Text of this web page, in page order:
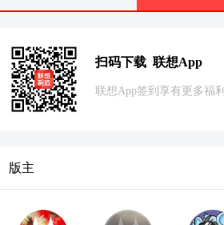
扫码下载 联想App
联想App签到享有更多福利
版主